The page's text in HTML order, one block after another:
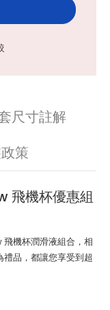
尺寸註解
策
飛機杯優惠組
機杯潤滑液組合，相
品，都讓您享受到超